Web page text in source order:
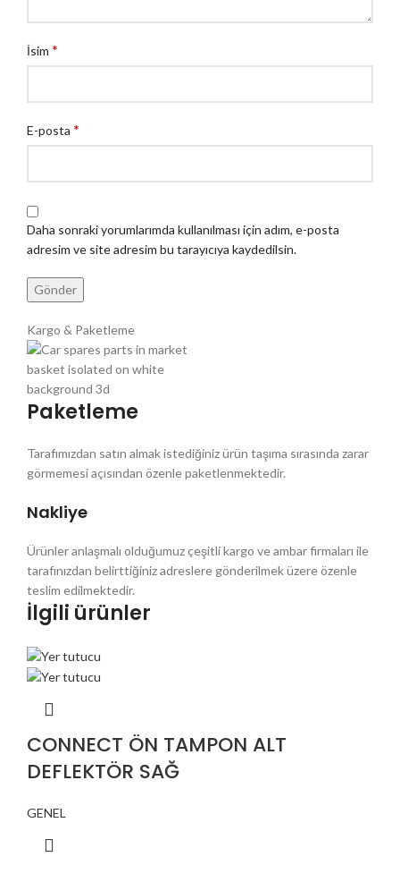
İsim *
E-posta *
Daha sonraki yorumlarımda kullanılması için adım, e-posta
adresim ve site adresim bu tarayıcıya kaydedilsin.
Kargo & Paketleme
Paketleme
Tarafımızdan satın almak istediğiniz ürün taşıma sırasında zarar
görmemesi açısından özenle paketlenmektedir.
Nakliye
Ürünler anlaşmalı olduğumuz çeşitli kargo ve ambar firmaları ile
tarafınızdan belirttiğiniz adreslere gönderilmek üzere özenle
teslim edilmektedir.
İlgili ürünler
CONNECT ÖN TAMPON ALT
DEFLEKTÖR SAĞ
GENEL